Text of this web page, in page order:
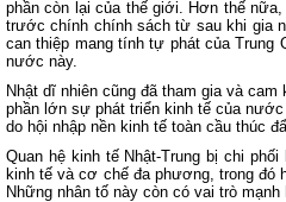
phần còn lại của thế giới. Hơn thế
trước chính chính sách từ sau khi gia
can thiệp mang tính tự phát của Trung
nước này.
Nhật dĩ nhiên cũng đã tham gia và
phần lớn sự phát triển kinh tế của
do hội nhập nền kinh tế toàn cầu thúc
Quan hệ kinh tế Nhật-Trung bị chi
kinh tế và cơ chế đa phương, trong đó
Những nhân tố này còn có vai trò